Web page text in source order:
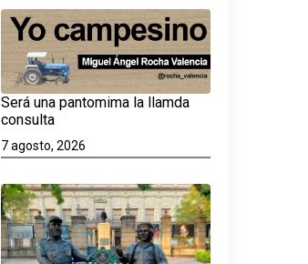
Será una pantomima la llamda
consulta
7 agosto, 2026